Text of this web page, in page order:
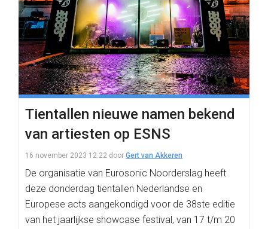
Tientallen nieuwe namen bekend
van artiesten op ESNS
16 november 2023 12:22 door Gert van Akkeren
De organisatie van Eurosonic Noorderslag heeft
deze donderdag tientallen Nederlandse en
Europese acts aangekondigd voor de 38ste editie
van het jaarlijkse showcase festival, van 17 t/m 20